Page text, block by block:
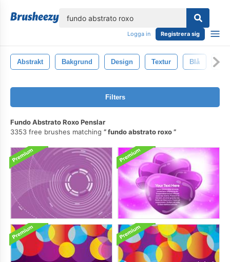
Logga in Registrera sig
Abstrakt Bakgrund Design Textur Blå
Filters
Fundo Abstrato Roxo Penslar
3353 free brushes matching
fundo abstrato roxo